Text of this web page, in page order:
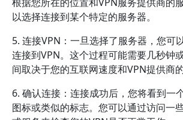
以选择连接到某个特定的服务器。
5. 连接VPN：一旦选择了服务器，您可
连接到VPN。这个过程可能需要几秒钟
间取决于您的互联网速度和VPN提供商
6. 确认连接：连接成功后，您将看到一
图标或类似的标志。您可以通过访问一